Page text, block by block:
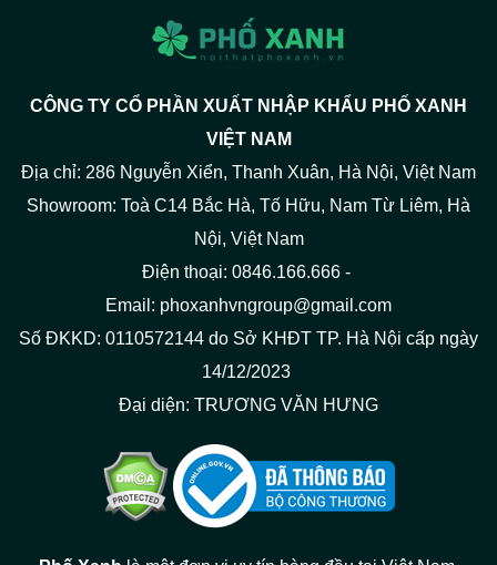
CÔNG TY CỔ PHẦN XUẤT NHẬP KHẨU PHỐ XANH
VIỆT NAM
Địa chỉ: 286 Nguyễn Xiển, Thanh Xuân, Hà Nội, Việt Nam
Showroom: Toà C14 Bắc Hà, Tố Hữu, Nam Từ Liêm, Hà
Nội, Việt Nam
Điện thoại: 0846.166.666 -
Email: phoxanhvngroup@gmail.com
Số ĐKKD: 0110572144 do Sở KHĐT TP. Hà Nội cấp ngày
14/12/2023
Đại diện: TRƯƠNG VĂN HƯNG